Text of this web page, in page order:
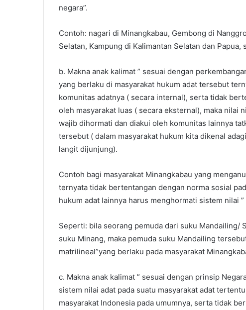
negara”.
Contoh: nagari di Minangkabau, Gembong di
Selatan, Kampung di Kalimantan Selatan dan
b. Makna anak kalimat ” sesuai dengan
yang berlaku di masyarakat hukum adat tersebut
komunitas adatnya ( secara internal), serta tidak
oleh masyarakat luas ( secara eksternal), maka nilai
wajib dihormati dan diakui oleh komunitas lainnya
tersebut ( dalam masyarakat hukum kita dikenal
langit dijunjung).
Contoh bagi masyarakat Minangkabau yang
ternyata tidak bertentangan dengan norma sosial
hukum adat lainnya harus menghormati sistem nilai
Seperti: bila seorang pemuda dari suku Mandailing/
suku Minang, maka pemuda suku Mandailing
matrilineal”yang berlaku pada masyarakat
c. Makna anak kalimat ” sesuai dengan prinsip
sistem nilai adat pada suatu masyarakat adat
masyarakat Indonesia pada umumnya, serta tidak